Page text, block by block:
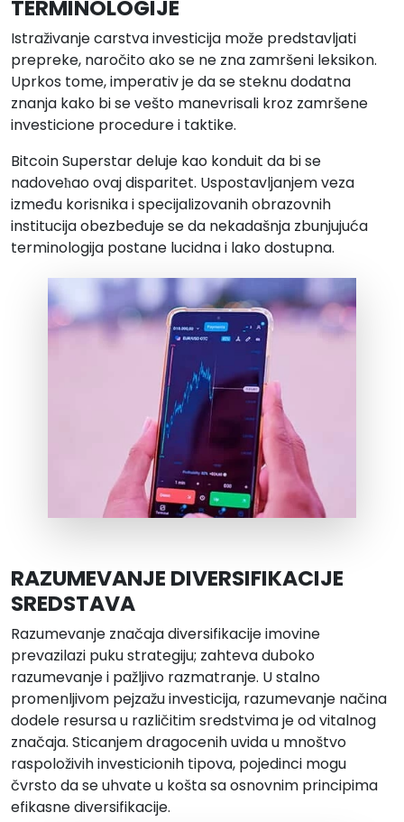
TERMINOLOGIJE
Istraživanje carstva investicija može predstavljati
prepreke, naročito ako se ne zna zamršeni leksikon.
Uprkos tome, imperativ je da se steknu dodatna
znanja kako bi se vešto manevrisali kroz zamršene
investicione procedure i taktike.
Bitcoin Superstar deluje kao konduit da bi se
nadoveћao ovaj disparitet. Uspostavljanjem veza
između korisnika i specijalizovanih obrazovnih
institucija obezbeđuje se da nekadašnja zbunjujuća
terminologija postane lucidna i lako dostupna.
RAZUMEVANJE DIVERSIFIKACIJE
SREDSTAVA
Razumevanje značaja diversifikacije imovine
prevazilazi puku strategiju; zahteva duboko
razumevanje i pažljivo razmatranje. U stalno
promenljivom pejzažu investicija, razumevanje načina
dodele resursa u različitim sredstvima je od vitalnog
značaja. Sticanjem dragocenih uvida u mnoštvo
raspoloživih investicionih tipova, pojedinci mogu
čvrsto da se uhvate u košta sa osnovnim principima
efikasne diversifikacije.